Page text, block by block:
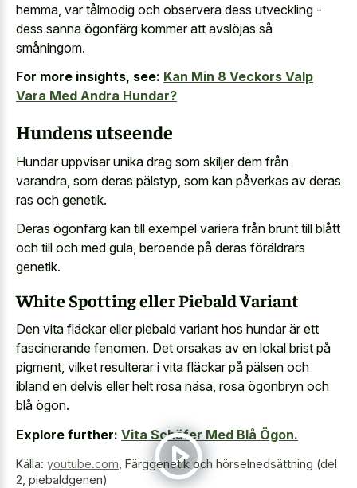
hemma, var tålmodig och observera dess utveckling -
dess sanna ögonfärg kommer att avslöjas så
småningom.
For more insights, see: Kan Min 8 Veckors Valp
Vara Med Andra Hundar?
Hundens utseende
Hundar uppvisar unika drag som skiljer dem från
varandra, som deras pälstyp, som kan påverkas av deras
ras och genetik.
Deras ögonfärg kan till exempel variera från brunt till blått
och till och med gula, beroende på deras föräldrars
genetik.
White Spotting eller Piebald Variant
Den vita fläckar eller piebald variant hos hundar är ett
fascinerande fenomen. Det orsakas av en lokal brist på
pigment, vilket resulterar i vita fläckar på pälsen och
ibland en delvis eller helt rosa näsa, rosa ögonbryn och
blå ögon.
Explore further: Vita Schäfer Med Blå Ögon.
Källa: youtube.com Färggenetik och hörselnedsättning (del
2, piebaldgenen)